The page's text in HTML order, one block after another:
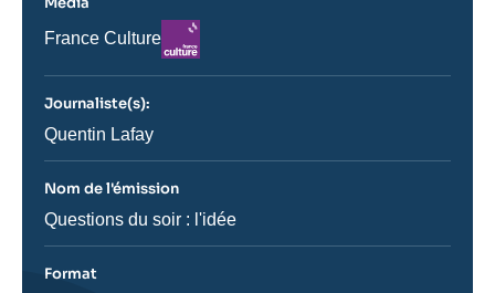
Nom
journal,
ou
émission
France Culture
Logo
Journaliste(s):
Journaliste
Quentin Lafay
Nom de l'émission
Nom
Questions du soir : l'idée
Format